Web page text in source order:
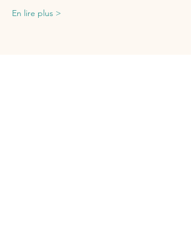
En lire plus >